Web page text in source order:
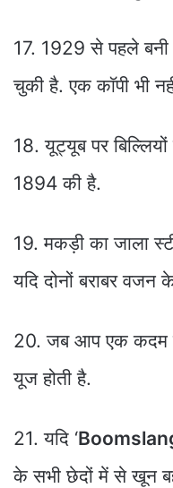
17. 1929 से पहले
चुकी है. एक काॅपी भी
18. यूट्यूब पर
1894 की है.
19. मकड़ी का जाला
यदि दोनों बराबर वजन
20. जब आप एक कदम
यूज होती है.
21. यदि ‘
के सभी छेदों में से खून